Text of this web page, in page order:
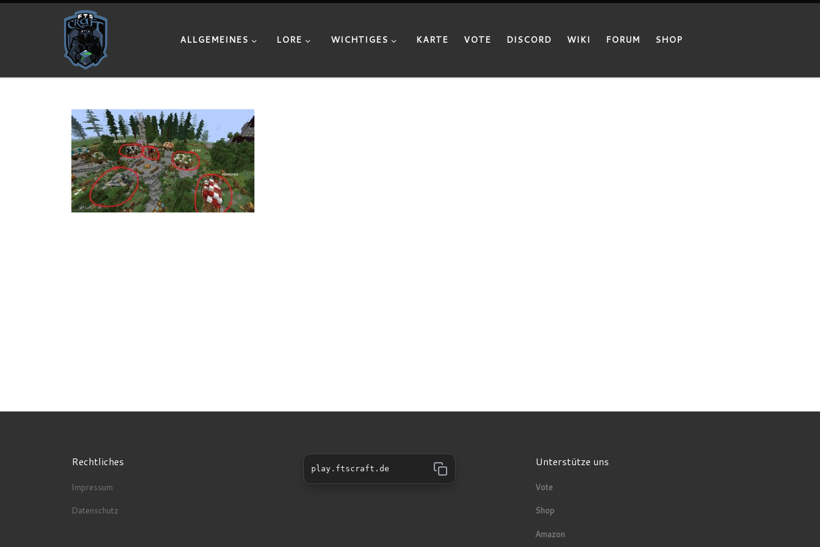
Zum Inhalt springen
ALLGEMEINES
LORE WICHTIGES KARTE VOTE DISCORD WIKI FORUM SHOP
Rechtliches
Impressum
Datenschutz
play.ftscraft.de
Unterstütze uns
Vote
Shop
Amazon